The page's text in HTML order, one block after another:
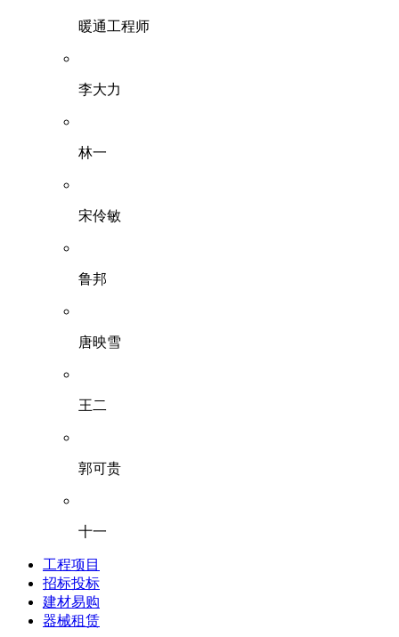
暖通工程师
李大力
林一
宋伶敏
鲁邦
唐映雪
王二
郭可贵
十一
工程项目
招标投标
建材易购
器械租赁